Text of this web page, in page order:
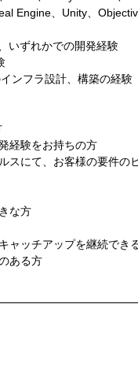
Engine、Unity、
いずれかでの開発経験
ンフラ設計、構築の経験
経験をお持ちの方
スにて、お客様の要件の
な方
ャッチアップを継続でき
ある方